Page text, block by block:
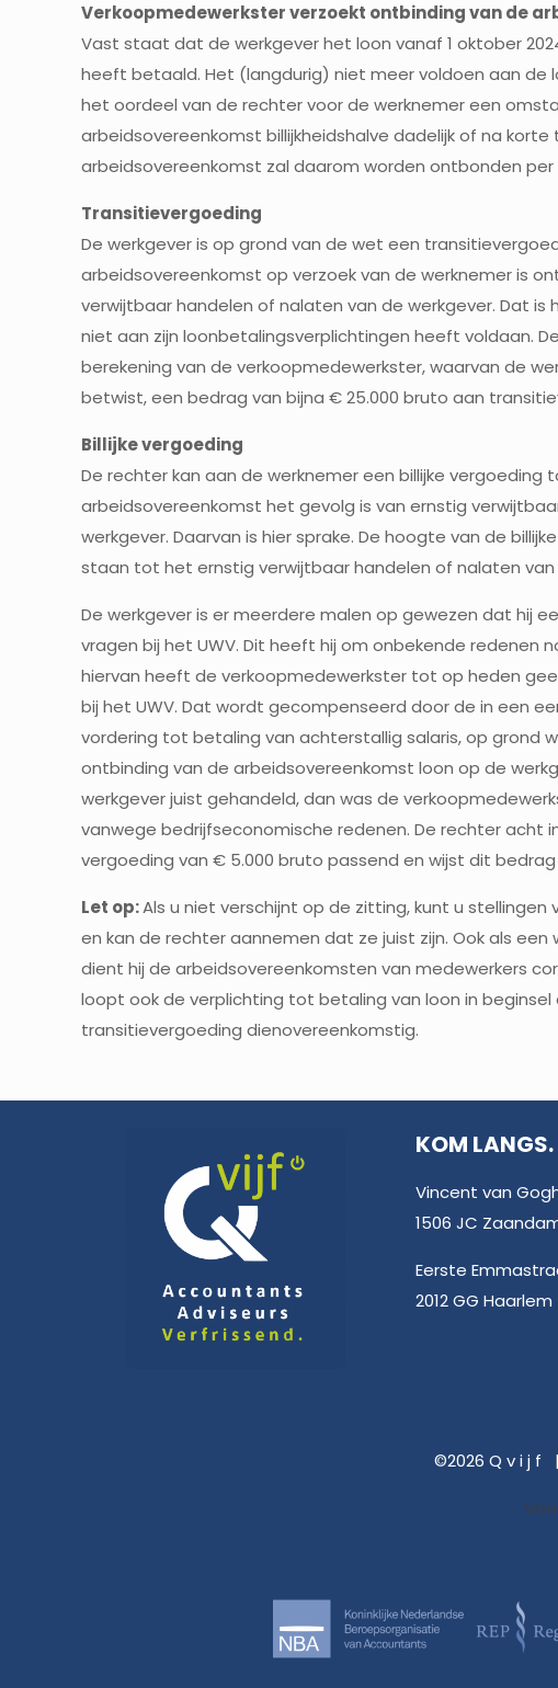
Verkoopmedewerkster verzoekt ontbinding van de
Vast staat dat de werkgever het loon vanaf 1 oktober
heeft betaald. Het (langdurig) niet meer voldoen aan de
het oordeel van de rechter voor de werknemer een
arbeidsovereenkomst billijkheidshalve dadelijk of na
arbeidsovereenkomst zal daarom worden ontbonden per
Transitievergoeding
De werkgever is op grond van de wet een
arbeidsovereenkomst op verzoek van de werknemer is
verwijtbaar handelen of nalaten van de werkgever. Dat
niet aan zijn loonbetalingsverplichtingen heeft voldaan.
berekening van de verkoopmedewerkster, waarvan de
betwist, een bedrag van bijna € 25.000 bruto aan
Billijke vergoeding
De rechter kan aan de werknemer een billijke vergoeding
arbeidsovereenkomst het gevolg is van ernstig
werkgever. Daarvan is hier sprake. De hoogte van de
staan tot het ernstig verwijtbaar handelen of nalaten van
De werkgever is er meerdere malen op gewezen dat hij
vragen bij het UWV. Dit heeft hij om onbekende redenen
hiervan heeft de verkoopmedewerkster tot op heden
bij het UWV. Dat wordt gecompenseerd door de in een
vordering tot betaling van achterstallig salaris, op grond
ontbinding van de arbeidsovereenkomst loon op de
werkgever juist gehandeld, dan was de
vanwege bedrijfseconomische redenen. De rechter acht
vergoeding van € 5.000 bruto passend en wijst dit
Let op:Als u niet verschijnt op de zitting, kunt u
en kan de rechter aannemen dat ze juist zijn. Ook als
dient hij de arbeidsovereenkomsten van medewerkers
loopt ook de verplichting tot betaling van loon in
transitievergoeding dienovereenkomstig.
KOM LANGS.
Vincent van
1506 JC
Eerste
2012 GG Haarlem
©2026 Q v i j